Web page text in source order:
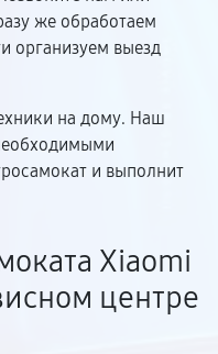
же обработаем
организуем выезд
на дому. Наш
и выполнит
Xiaomi
центре